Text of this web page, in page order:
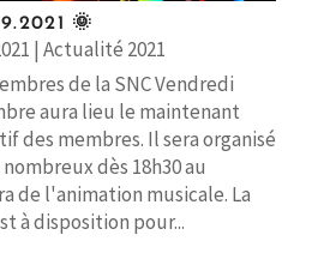
🌞
| Actualité 2021
de la SNC Vendredi
aura lieu le maintenant
des membres. Il sera organisé
dès 18h30 au
de l'animation musicale. La
à disposition pour...